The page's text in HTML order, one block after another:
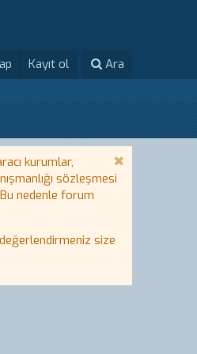
Kayıt ol Ara
kurumlar,
sözleşmesi
nedenle forum
size